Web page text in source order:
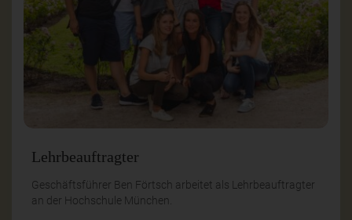
Lehrbeauftragter
Geschäftsführer Ben Förtsch arbeitet als Lehrbeauftragter
an der Hochschule München.